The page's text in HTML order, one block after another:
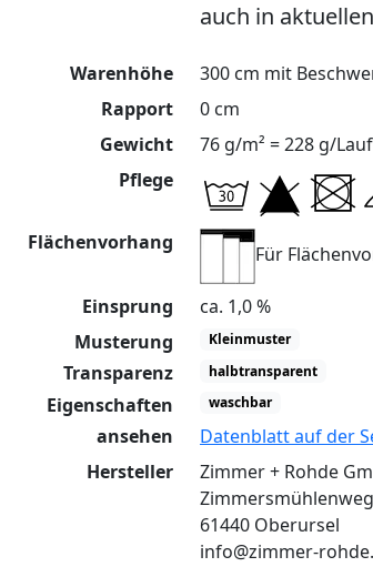
auch in
Warenhöhe
300 cm mit
Rapport
0 cm
Gewicht
76 g/m² = 228 g/
Pflege
Flächenvorhang
Für
Einsprung
ca. 1,0 %
Musterung
Kleinmuster
Transparenz halbtransparent
Eigenschaften waschbar
ansehen
Datenblatt auf der
Hersteller
Zimmer + Rohde
61440 Oberursel
info@zimmer-